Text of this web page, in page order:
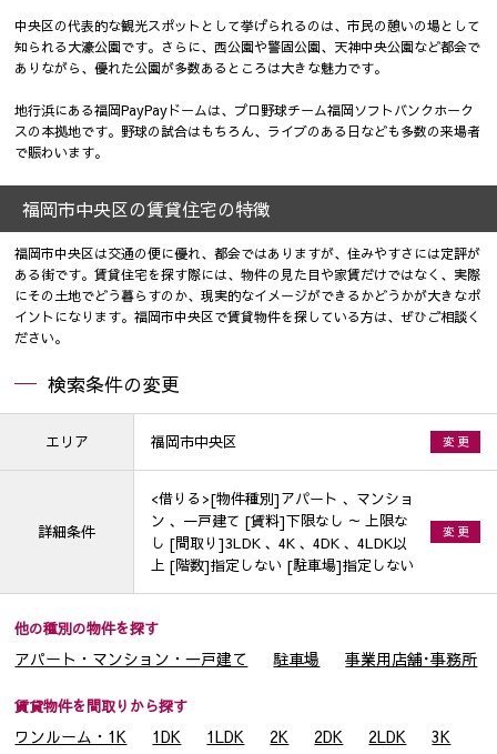
中央区の代表的な観光スポットとして挙げられるのは、市民の憩いの場として
知られる大濠公園です。さらに、西公園や警固公園、天神中央公園など都会で
ありながら、優れた公園が多数あるところは大きな魅力です。
地行浜にある福岡PayPayドームは、プロ野球チーム福岡ソフトバンクホーク
スの本拠地です。野球の試合はもちろん、ライブのある日なども多数の来場者
で賑わいます。
福岡市中央区の賃貸住宅の特徴
福岡市中央区は交通の便に優れ、都会ではありますが、住みやすさには定評が
ある街です。賃貸住宅を探す際には、物件の見た目や家賃だけではなく、実際
にその土地でどう暮らすのか、現実的なイメージができるかどうかが大きなポ
イントになります。福岡市中央区で賃貸物件を探している方は、ぜひご相談く
ださい。
検索条件の変更
エリア 福岡市中央区 変 更
詳細条件
<借りる>[物件種別]アパート 、マンショ
ン 、一戸建て [賃料]下限なし ～ 上限な
し [間取り]3LDK 、4K 、4DK 、4LDK以
上 [階数]指定しない [駐車場]指定しない
変 更
他の種別の物件を探す
アパート・マンション・一戸建て 駐車場 事業用店舗･事務所
賃貸物件を間取りから探す
ワンルーム・1K 1DK 1LDK 2K 2DK 2LDK
3K